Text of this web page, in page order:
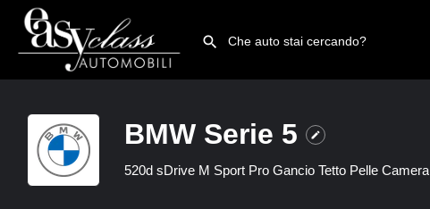
BMW Serie 5
520d sDrive M Sport Pro Gancio Tetto Pelle Camera